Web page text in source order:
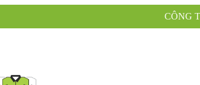
CÔNG TY SẢN XUẤT